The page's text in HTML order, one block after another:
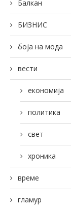
Балкан
БИЗНИС
боја на мода
вести
економија
политика
свет
хроника
време
гламур